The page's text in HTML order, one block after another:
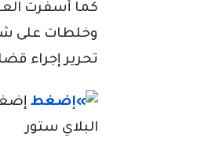
كما أسفرت
وخلطات على
تحرير إجراء
البلاي ستور